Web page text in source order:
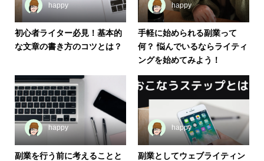
happy
初心者ライター必見！基本的
な文章の書き方のコツとは？
happy
手軽に始められる副業って
何？ 悩んでいるならライティ
ングを始めてみよう！
happy
副業を行う前に考えることと
happy
副業としてウェブライティン